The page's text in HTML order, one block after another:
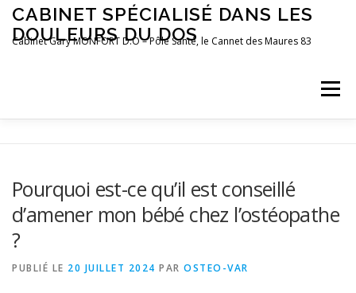
Aller
contenu
CABINET SPÉCIALISÉ DANS LES
DOULEURS DU DOS
Cabinet Gary MONFORT D.O – Pôle Santé, le Cannet des Maures 83
Menu
PRÉFÉRENCES MOTRICES PRENDRE RDV BLOG
Pourquoi est-ce qu’il est conseillé
d’amener mon bébé chez l’ostéopathe
?
PUBLIÉ LE 20 JUILLET 2024 PAR OSTEO-VAR